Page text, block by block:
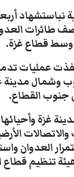
نباستشهاد
جراء قصف طائرات
عمليات تدمير
مدينة
جنوب القطاع.
غزة
العدوان
تنظيم قطاع